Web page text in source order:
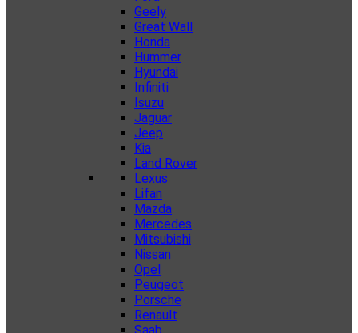
Geely
Great Wall
Honda
Hummer
Hyundai
Infiniti
Isuzu
Jaguar
Jeep
Kia
Land Rover
Lexus
Lifan
Mazda
Mercedes
Mitsubishi
Nissan
Opel
Peugeot
Porsche
Renault